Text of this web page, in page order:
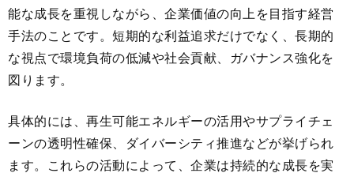
能な成長を重視しながら、企業価値の向上を目指す経営
手法のことです。短期的な利益追求だけでなく、長期的
な視点で環境負荷の低減や社会貢献、ガバナンス強化を
図ります。
具体的には、再生可能エネルギーの活用やサプライチェ
ーンの透明性確保、ダイバーシティ推進などが挙げられ
ます。これらの活動によって、企業は持続的な成長を実